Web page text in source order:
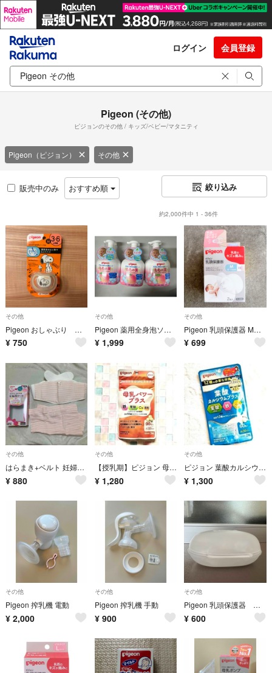
ログイン 会員登録
Pigeon (その他)
ピジョンのその他 / キッズ/ベビー/マタニティ
Pigeon（ピジョン） その他
販売中のみ おすすめ順 絞り込み
約2,000件中 1 - 36件
その他
Pigeon おしゃぶり スヌーピー
¥ 750
その他
Pigeon 薬用全身泡ソープ ももの葉 450ml 3本セット
¥ 1,999
その他
Pigeon 乳頭保護器 Mサイズ 1個 ケース付き
¥ 699
その他
はらまき+ベルト 妊婦帯セット Pigeon
¥ 880
その他
【授乳期】ピジョン 母乳パワープラス 鉄 葉酸 Ca 亜鉛 90粒入 約30日分
¥ 1,280
その他
ピジョン 葉酸カルシウムプラス(60粒入)
¥ 1,300
その他
Pigeon 搾乳機 電動
¥ 2,000
その他
Pigeon 搾乳機 手動
¥ 900
その他
Pigeon 乳頭保護器 Mサイズ ２個入り
¥ 600